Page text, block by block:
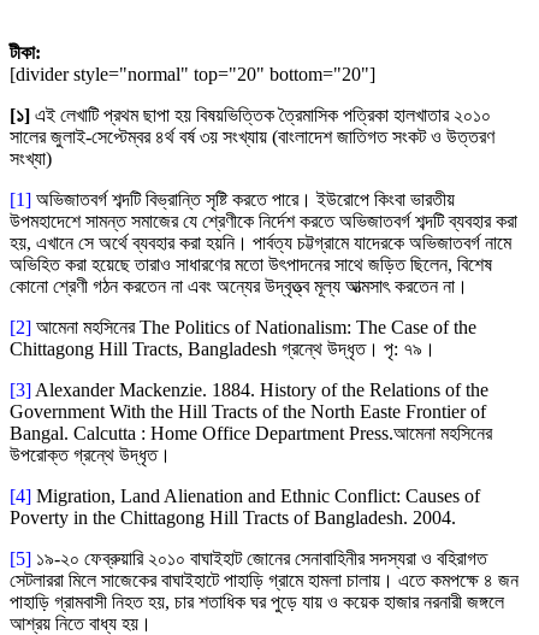
টীকা:
[divider style="normal" top="20" bottom="20"]
[১] এই লেখাটি প্রথম ছাপা হয় বিষয়ভিত্তিক ত্রৈমাসিক পত্রিকা হালখাতার ২০১০
সালের জুলাই-সেপ্টেম্বর ৪র্থ বর্ষ ৩য় সংখ্যায় (বাংলাদেশ জাতিগত সংকট ও উত্তরণ
সংখ্যা)
[1] অভিজাতবর্গ শব্দটি বিভ্রান্তি সৃষ্টি করতে পারে। ইউরোপে কিংবা ভারতীয়
উপমহাদেশে সামন্ত সমাজের যে শ্রেণীকে নির্দেশ করতে অভিজাতবর্গ শব্দটি ব্যবহার করা
হয়, এখানে সে অর্থে ব্যবহার করা হয়নি। পার্বত্য চট্টগ্রামে যাদেরকে অভিজাতবর্গ নামে
অভিহিত করা হয়েছে তারাও সাধারণের মতো উৎপাদনের সাথে জড়িত ছিলেন, বিশেষ
কোনো শ্রেণী গঠন করতেন না এবং অন্যের উদ্বৃত্ত্ব মূল্য আত্মসাৎ করতেন না।
[2] আমেনা মহসিনের The Politics of Nationalism: The Case of the
Chittagong Hill Tracts, Bangladesh গ্রন্থে উদ্ধৃত। পৃ: ৭৯।
[3] Alexander Mackenzie. 1884. History of the Relations of the
Government With the Hill Tracts of the North Easte Frontier of
Bangal. Calcutta : Home Office Department Press.আমেনা মহসিনের
উপরোক্ত গ্রন্থে উদ্ধৃত।
[4] Migration, Land Alienation and Ethnic Conflict: Causes of
Poverty in the Chittagong Hill Tracts of Bangladesh. 2004.
[5] ১৯-২০ ফেব্রুয়ারি ২০১০ বাঘাইহাট জোনের সেনাবাহিনীর সদস্যরা ও বহিরাগত
সেটলাররা মিলে সাজেকের বাঘাইহাটে পাহাড়ি গ্রামে হামলা চালায়। এতে কমপক্ষে ৪ জন
পাহাড়ি গ্রামবাসী নিহত হয়, চার শতাধিক ঘর পুড়ে যায় ও কয়েক হাজার নরনারী জঙ্গলে
আশ্রয় নিতে বাধ্য হয়।